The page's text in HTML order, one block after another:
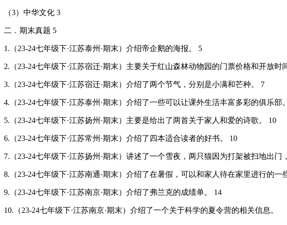
（3）中华文化 3
二．期末真题 5
1.（23-24七年级下·江苏泰州·期末）介绍帝企鹅的海报。 5
2.（23-24七年级下·江苏宿迁·期末）主要关于红山森林动物园的门票价格和开放时
3.（23-24七年级下·江苏宿迁·期末）介绍了两个节气，分别是小满和芒种。 7
4.（23-24七年级下·江苏泰州·期末）介绍了一些可以让课外生活丰富多彩的俱乐部
5.（23-24七年级下·江苏扬州·期末）主要是给出了两首关于家人和爱的诗歌。 10
6.（23-24七年级下·江苏常州·期末）介绍了四本适合读者的好书。 10
7.（23-24七年级下·江苏扬州·期末）讲述了一个雪夜，两只猫因为打架被扫地出
8.（23-24七年级下·江苏南通·期末）介绍了在暑假，可以和家人待在家里进行的一
9.（23-24七年级下·江苏南京·期末）介绍了弗兰克的成绩单。 14
10.（23-24七年级下·江苏南京·期末）介绍了一个关于科学的夏令营的相关信息。